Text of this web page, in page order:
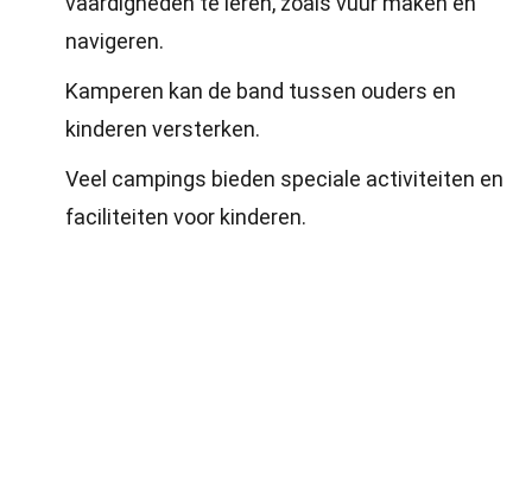
navigeren.
Kamperen kan de band tussen ouders en
kinderen versterken.
Veel campings bieden speciale activiteiten en
faciliteiten voor kinderen.